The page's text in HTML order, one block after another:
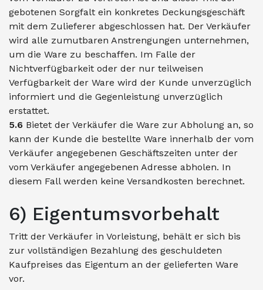
gebotenen Sorgfalt ein konkretes Deckungsgeschäft
mit dem Zulieferer abgeschlossen hat. Der Verkäufer
wird alle zumutbaren Anstrengungen unternehmen,
um die Ware zu beschaffen. Im Falle der
Nichtverfügbarkeit oder der nur teilweisen
Verfügbarkeit der Ware wird der Kunde unverzüglich
informiert und die Gegenleistung unverzüglich
erstattet.
5.6 Bietet der Verkäufer die Ware zur Abholung an, so
kann der Kunde die bestellte Ware innerhalb der vom
Verkäufer angegebenen Geschäftszeiten unter der
vom Verkäufer angegebenen Adresse abholen. In
diesem Fall werden keine Versandkosten berechnet.
6) Eigentumsvorbehalt
Tritt der Verkäufer in Vorleistung, behält er sich bis
zur vollständigen Bezahlung des geschuldeten
Kaufpreises das Eigentum an der gelieferten Ware
vor.